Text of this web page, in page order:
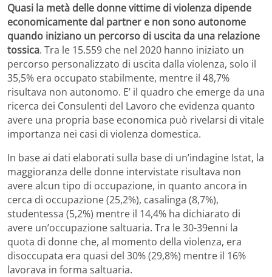
Quasi la metà delle donne vittime di violenza dipende
economicamente dal partner e non sono autonome
quando iniziano un percorso di uscita da una relazione
tossica. Tra le 15.559 che nel 2020 hanno iniziato un
percorso personalizzato di uscita dalla violenza, solo il
35,5% era occupato stabilmente, mentre il 48,7%
risultava non autonomo. E’ il quadro che emerge da una
ricerca dei Consulenti del Lavoro che evidenza quanto
avere una propria base economica può rivelarsi di vitale
importanza nei casi di violenza domestica.
In base ai dati elaborati sulla base di un’indagine Istat, la
maggioranza delle donne intervistate risultava non
avere alcun tipo di occupazione, in quanto ancora in
cerca di occupazione (25,2%), casalinga (8,7%),
studentessa (5,2%) mentre il 14,4% ha dichiarato di
avere un’occupazione saltuaria. Tra le 30-39enni la
quota di donne che, al momento della violenza, era
disoccupata era quasi del 30% (29,8%) mentre il 16%
lavorava in forma saltuaria.